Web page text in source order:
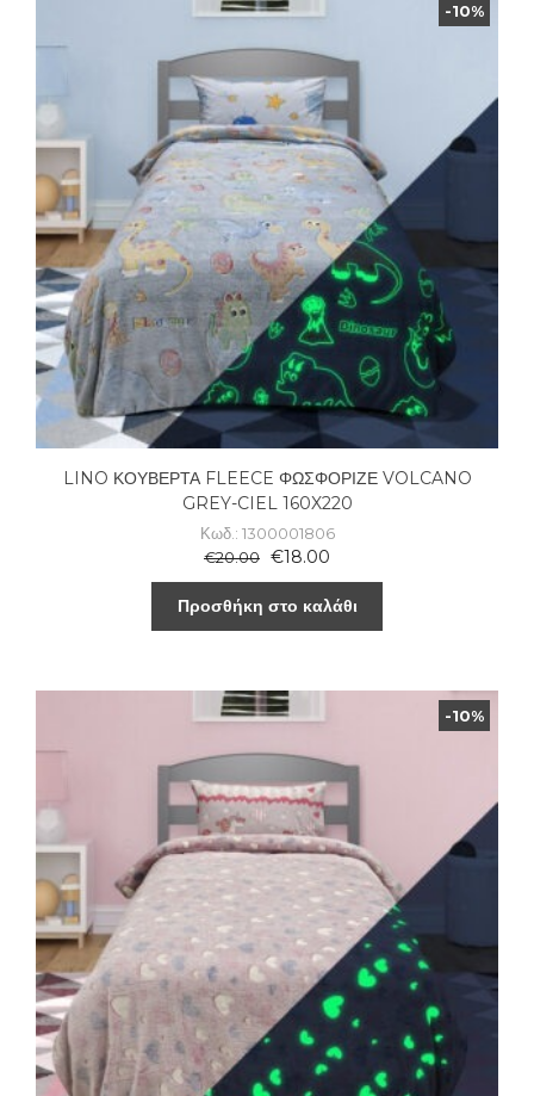
-10%
LINO ΚΟΥΒΕΡΤΑ FLEECE ΦΩΣΦΟΡΙΖΕ VOLCANO
GREY-CIEL 160X220
Κωδ.: 1300001806
€20.00 €18.00
Προσθήκη στο καλάθι
-10%